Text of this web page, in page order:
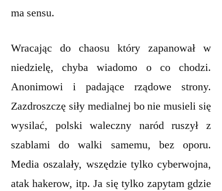
ma sensu.
Wracając do chaosu który zapanował w
niedzielę, chyba wiadomo o co chodzi.
Anonimowi i padające rządowe strony.
Zazdroszczę siły medialnej bo nie musieli się
wysilać, polski waleczny naród ruszył z
szablami do walki samemu, bez oporu.
Media oszalały, wszędzie tylko cyberwojna,
atak hakerow, itp. Ja się tylko zapytam gdzie